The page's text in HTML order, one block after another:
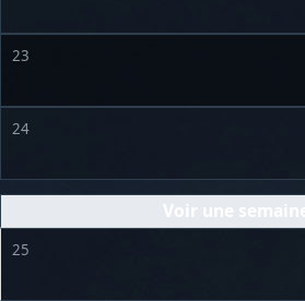
23
24
25